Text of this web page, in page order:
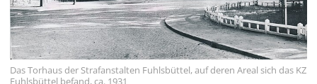
العربية
日
本
Das Torhaus der Strafanstalten Fuhlsbüttel, auf deren Areal sich das KZ